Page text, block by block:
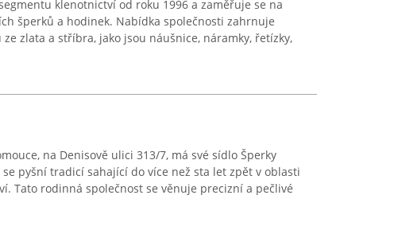
klenotnictví od roku 1996 a zaměřuje se na
šperků a hodinek. Nabídka společnosti zahrnuje
zlata a stříbra, jako jsou náušnice, náramky, řetízky,
na Denisově ulici 313/7, má své sídlo Šperky
pyšní tradicí sahající do více než sta let zpět v oblasti
Tato rodinná společnost se věnuje precizní a pečlivé